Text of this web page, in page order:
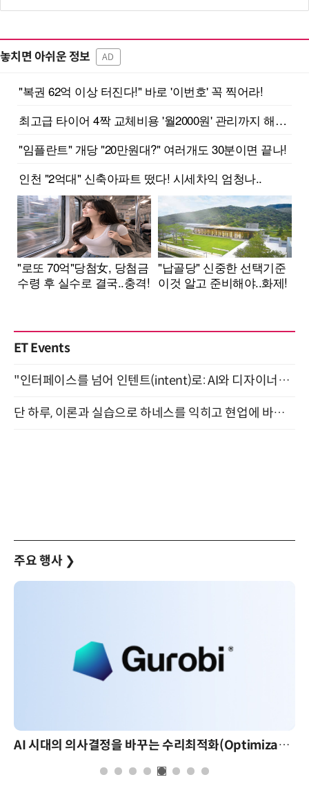
놓치면 아쉬운 정보 AD
ET Events
"인터페이스를 넘어 인텐트(intent)로: AI와 디자이너가 함께 만드는 공존의 UX" 강남역 (9/2)
단 하루, 이론과 실습으로 하네스를 익히고 현업에 바로 쓰는 핸즈온 워크숍 (8/20)
주요 행사 ❯
AI 시대의 의사결정을 바꾸는 수리최적화(Optimization): 실제 산업 적용 사례와 활용 전략